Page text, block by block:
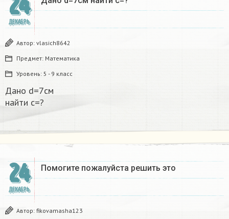
ДЕКАБРЬ
Автор: vlasich8642
Предмет: Математика
Уровень: 5 - 9 класс
Дано d=7см
найти с=?​
24
ДЕКАБРЬ
Помогите пожалуйста решить это
Автор: fikovamasha123